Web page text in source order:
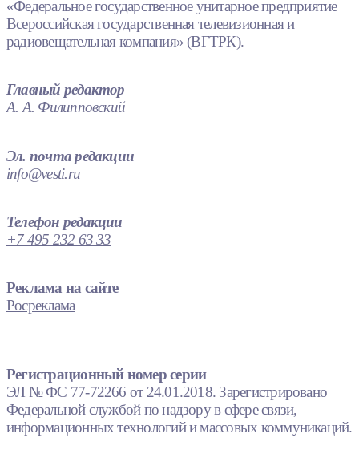
«Федеральное государственное унитарное предприятие
Всероссийская государственная телевизионная и
радиовещательная компания» (ВГТРК).
Главный редактор
А. А. Филипповский
Эл. почта редакции
info@vesti.ru
Телефон редакции
+7 495 232 63 33
Реклама на сайте
Росреклама
Регистрационный номер серии
ЭЛ № ФС 77-72266 от 24.01.2018. Зарегистрировано
Федеральной службой по надзору в сфере связи,
информационных технологий и массовых коммуникаций.